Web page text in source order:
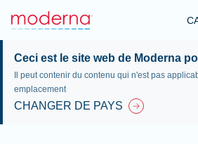
Skip
Ceci est le site web de Moderna
Il peut contenir du contenu qui n'est pas
emplacement
CHANGER DE PAYS